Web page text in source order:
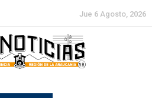
Jue 6 Agosto, 2026